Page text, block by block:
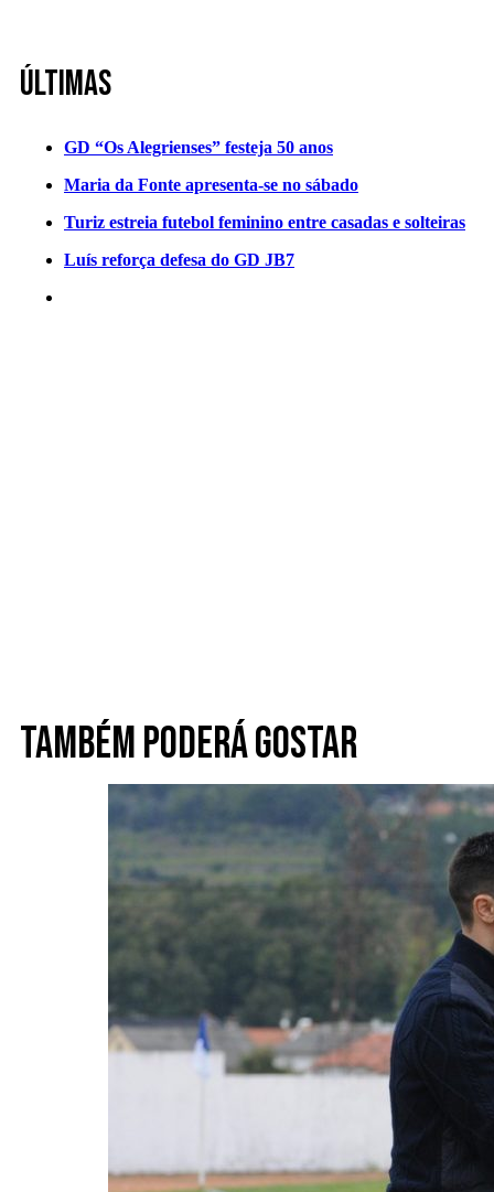
Últimas
GD “Os Alegrienses” festeja 50 anos
Maria da Fonte apresenta-se no sábado
Turiz estreia futebol feminino entre casadas e solteiras
Luís reforça defesa do GD JB7
Também poderá gostar